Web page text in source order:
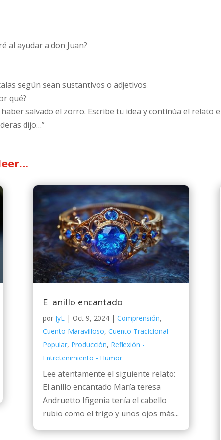
al ayudar a don Juan?
según sean sustantivos o adjetivos.
qué?
salvado el zorro. Escribe tu idea y continúa el relato
dijo…”
El anillo encantado
por JyE| Oct 9, 2024| Comprensión,
Cuento Maravilloso, Cuento Tradicional -
Popular, Producción, Reflexión -
Entretenimiento - Humor
Lee atentamente el siguiente relato:
El anillo encantado María teresa
Andruetto Ifigenia tenía el cabello
rubio como el trigo y unos ojos más...